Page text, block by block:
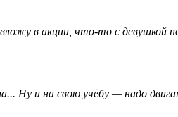
в акции, что-то с девушкой
Ну и на свою учёбу — надо